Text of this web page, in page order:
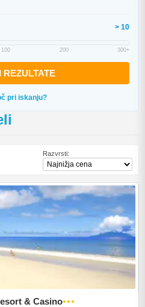
> 10
100 200 300+
REZULTATE
pri iskanju?
Razvrsti:
& Casino●●●